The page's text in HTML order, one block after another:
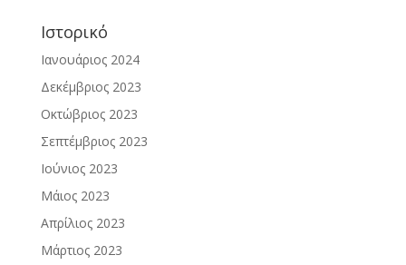
Ιστορικό
Ιανουάριος 2024
Δεκέμβριος 2023
Οκτώβριος 2023
Σεπτέμβριος 2023
Ιούνιος 2023
Μάιος 2023
Απρίλιος 2023
Μάρτιος 2023